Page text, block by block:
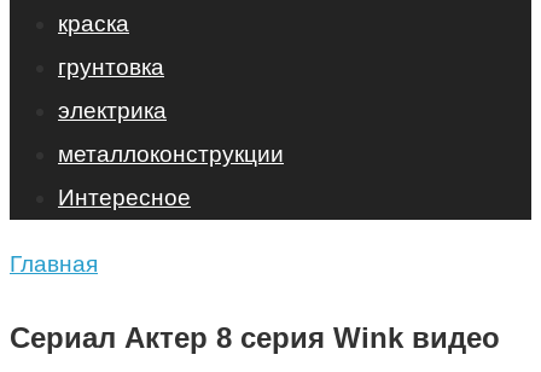
краска
грунтовка
электрика
металлоконструкции
Интересное
Главная
Сериал Актер 8 серия Wink видео